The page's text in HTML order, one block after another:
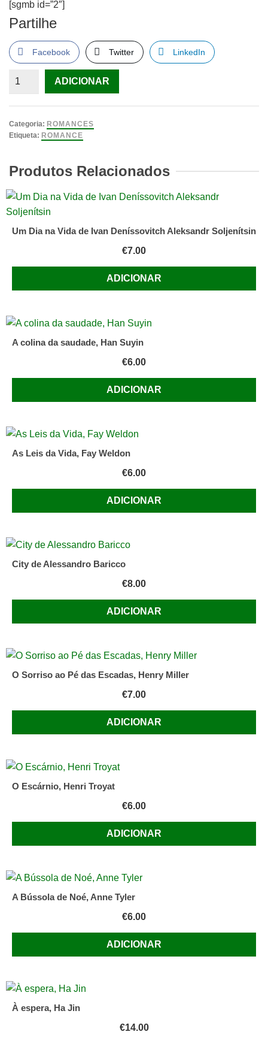
[sgmb id=”2″]
Partilhe
Facebook Twitter LinkedIn
Quantidade
Sonho
de
Outra
Katherine
Boo
ADICIONAR
Categoria: ROMANCES
Etiqueta: ROMANCE
Produtos Relacionados
Um Dia na Vida de Ivan Deníssovitch Aleksandr Soljenítsin
€7.00
ADICIONAR
A colina da saudade, Han Suyin
€6.00
ADICIONAR
As Leis da Vida, Fay Weldon
€6.00
ADICIONAR
City de Alessandro Baricco
€8.00
ADICIONAR
O Sorriso ao Pé das Escadas, Henry Miller
€7.00
ADICIONAR
O Escárnio, Henri Troyat
€6.00
ADICIONAR
A Bússola de Noé, Anne Tyler
€6.00
ADICIONAR
À espera, Ha Jin
€14.00